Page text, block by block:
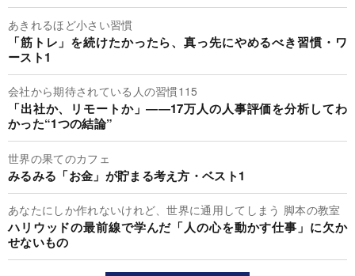
あきれるほど小さい習慣
「筋トレ」を続けたかったら、真っ先にやめるべき習慣・ワ
ースト1
会社から期待されている人の習慣115
「出社か、リモートか」――17万人の人事評価を分析してわ
かった“1つの結論”
世界の果てのカフェ
みるみる「お金」が貯まる考え方・ベスト1
あなたにしか作れないけれど、世界に通用してしまう 脚本の教室
ハリウッドの最前線で学んだ「人の心を動かす仕事」に欠か
せないもの